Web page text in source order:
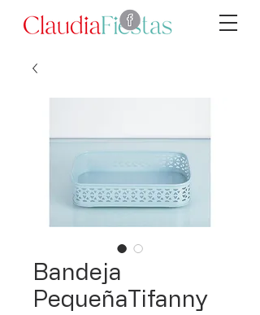
Bandeja
PequeñaTifanny